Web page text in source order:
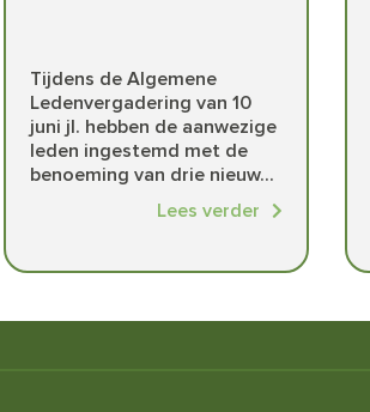
Tijdens de Algemene
Ledenvergadering van 10
juni jl. hebben de aanwezige
leden ingestemd met de
benoeming van drie nieuw...
Lees verder